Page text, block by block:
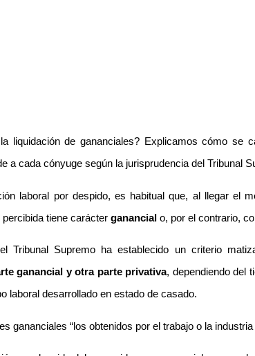
liquidación de gananciales? Explicamos cómo se
a cada cónyuge según la jurisprudencia del Tribunal
laboral por despido, es habitual que, al llegar el
tiene carácter ganancial o, por el contrario,
Tribunal Supremo ha establecido un criterio
ganancial y otra parte privativa, dependiendo del
laboral desarrollado en estado de casado.
gananciales “los obtenidos por el trabajo o la